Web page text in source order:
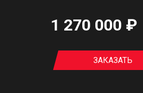
1 270 000 ₽
ЗАКАЗАТЬ